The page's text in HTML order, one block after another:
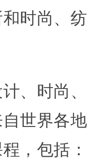
时尚、纺
、时尚、
世界各地
，包括：